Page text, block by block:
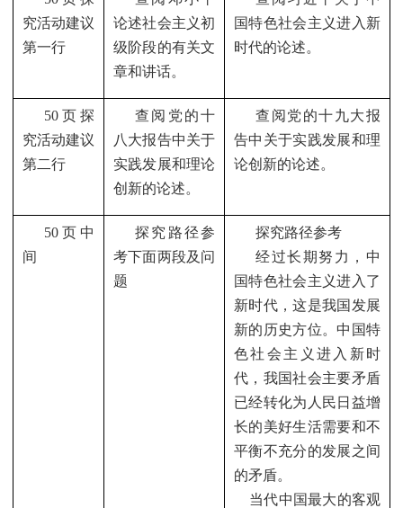
究活动建议
第一行
论述社会主义初
级阶段的有关文
章和讲话。
国特色社会主义进入新
时代的论述。
50 页探
究活动建议
第二行
查阅党的十
八大报告中关于
实践发展和理论
创新的论述。
查阅党的十九大报
告中关于实践发展和理
论创新的论述。
50 页中
间
探究路径参
考下面两段及问
题
探究路径参考
经过长期努力，中
国特色社会主义进入了
新时代，这是我国发展
新的历史方位。中国特
色社会主义进入新时
代，我国社会主要矛盾
已经转化为人民日益增
长的美好生活需要和不
平衡不充分的发展之间
的矛盾。
当代中国最大的客观